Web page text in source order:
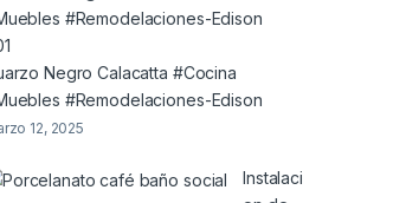
Negro Calacatta #Cocina
#Remodelaciones-Edison
12, 2025
Instalaci